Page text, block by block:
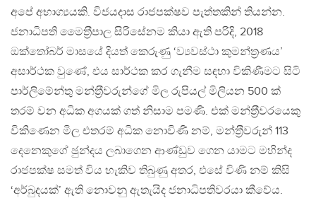
අපේ අභාග්‍යයකි. විජයදාස රාජපක්ෂව පැත්තකින් තියන්න.
ජනාධිපති මෛත‍්‍රීපාල සිරිසේනම කියා ඇති පරිදි, 2018
ඔක්තෝබර් මාසයේ දියත් කෙරුණු ‘ව්‍යවස්ථා කුමන්ත‍්‍රණය’
අසාර්ථක වුණේ, එය සාර්ථක කර ගැනීම සඳහා විකිණීමට සිටි
පාර්ලිමේන්තු මන්ත‍්‍රීවරුන්ගේ මිල රුපියල් මිලියන 500 ක්
තරම් වන අධික අගයක් ගත් නිසාම පමණි. එක් මන්ත‍්‍රීවරයෙකු
විකිණෙන මිල එතරම් අධික නොවිණි නම්, මන්ත‍්‍රීවරුන් 113
දෙනෙකුගේ ඡුන්දය ලබාගෙන ආණ්ඩුව ගෙන යාමට මහින්ද
රාජපක්ෂ සමත් විය හැකිව තිබුණු අතර, එසේ විණි නම් කිසි
‘අර්බුදයක්’ ඇති නොවනු ඇතැයිද ජනාධිපතිවරයා කීවේය.